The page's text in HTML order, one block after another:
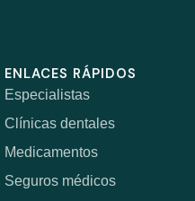
ENLACES RÁPIDOS
Especialistas
Clínicas dentales
Medicamentos
Seguros médicos